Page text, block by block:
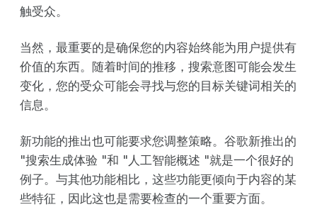
触受众。
当然，最重要的是确保您的内容始终能为用户提供有
价值的东西。随着时间的推移，搜索意图可能会发生
变化，您的受众可能会寻找与您的目标关键词相关的
信息。
新功能的推出也可能要求您调整策略。谷歌新推出的
"搜索生成体验 "和 "人工智能概述 "就是一个很好的
例子。与其他功能相比，这些功能更倾向于内容的某
些特征，因此这也是需要检查的一个重要方面。